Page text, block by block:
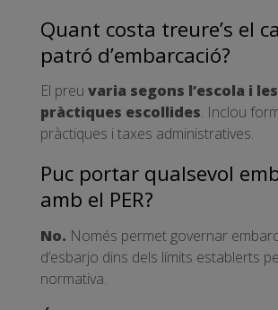
Quant costa treure’s el
patró d’embarcació?
El preu varia segons l’escola i les
pràctiques escollides. Inclou
pràctiques i taxes administratives.
Puc portar qualsevol
amb el PER?
No. Només permet governar
d’esbarjo dins dels límits establerts
normativa.